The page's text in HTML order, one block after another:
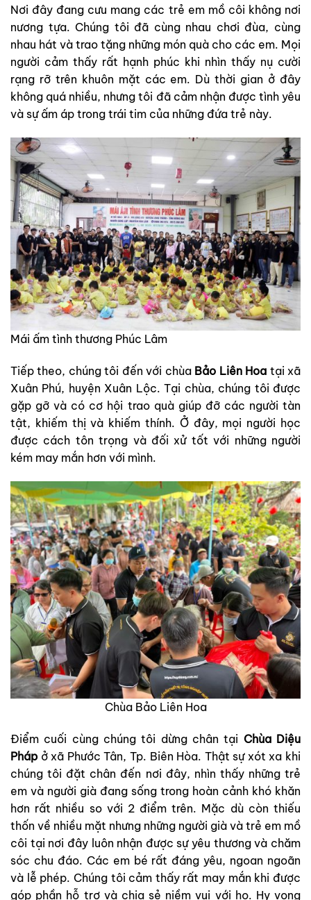
Nơi đây đang cưu mang các trẻ em mồ côi không nơi
nương tựa. Chúng tôi đã cùng nhau chơi đùa, cùng
nhau hát và trao tặng những món quà cho các em. Mọi
người cảm thấy rất hạnh phúc khi nhìn thấy nụ cười
rạng rỡ trên khuôn mặt các em. Dù thời gian ở đây
không quá nhiều, nhưng tôi đã cảm nhận được tình yêu
và sự ấm áp trong trái tim của những đứa trẻ này.
Mái ấm tình thương Phúc Lâm
Tiếp theo, chúng tôi đến với chùa Bảo Liên Hoa tại xã
Xuân Phú, huyện Xuân Lộc. Tại chùa, chúng tôi được
gặp gỡ và có cơ hội trao quà giúp đỡ các người tàn
tật, khiếm thị và khiếm thính. Ở đây, mọi người học
được cách tôn trọng và đối xử tốt với những người
kém may mắn hơn với mình.
Chùa Bảo Liên Hoa
Điểm cuối cùng chúng tôi dừng chân tại Chùa Diệu
Phápở xã Phước Tân, Tp. Biên Hòa. Thật sự xót xa khi
chúng tôi đặt chân đến nơi đây, nhìn thấy những trẻ
em và người già đang sống trong hoàn cảnh khó khăn
hơn rất nhiều so với 2 điểm trên. Mặc dù còn thiếu
thốn về nhiều mặt nhưng những người già và trẻ em mồ
côi tại nơi đây luôn nhận được sự yêu thương và chăm
sóc chu đáo. Các em bé rất đáng yêu, ngoan ngoãn
và lễ phép. Chúng tôi cảm thấy rất may mắn khi được
góp phần hỗ trợ và chia sẻ niềm vui với họ. Hy vọng